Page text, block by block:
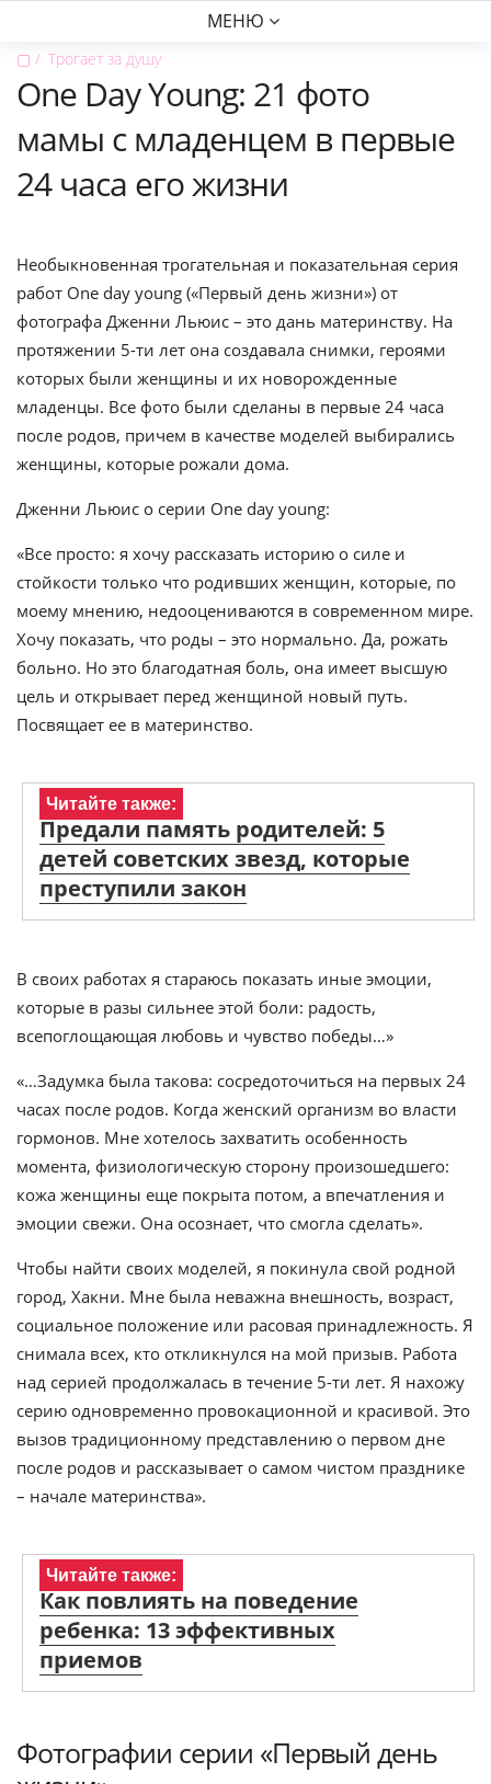
МЕНЮ
▢ Трогает за душу
One Day Young: 21 фото
мамы с младенцем в первые
24 часа его жизни
Необыкновенная трогательная и показательная серия
работ One day young («Первый день жизни») от
фотографа Дженни Льюис – это дань материнству. На
протяжении 5-ти лет она создавала снимки, героями
которых были женщины и их новорожденные
младенцы. Все фото были сделаны в первые 24 часа
после родов, причем в качестве моделей выбирались
женщины, которые рожали дома.
Дженни Льюис о серии One day young:
«Все просто: я хочу рассказать историю о силе и
стойкости только что родивших женщин, которые, по
моему мнению, недооцениваются в современном мире.
Хочу показать, что роды – это нормально. Да, рожать
больно. Но это благодатная боль, она имеет высшую
цель и открывает перед женщиной новый путь.
Посвящает ее в материнство.
Читайте также:
Предали память родителей: 5
детей советских звезд, которые
преступили закон
В своих работах я стараюсь показать иные эмоции,
которые в разы сильнее этой боли: радость,
всепоглощающая любовь и чувство победы…»
«…Задумка была такова: сосредоточиться на первых 24
часах после родов. Когда женский организм во власти
гормонов. Мне хотелось захватить особенность
момента, физиологическую сторону произошедшего:
кожа женщины еще покрыта потом, а впечатления и
эмоции свежи. Она осознает, что смогла сделать».
Чтобы найти своих моделей, я покинула свой родной
город, Хакни. Мне была неважна внешность, возраст,
социальное положение или расовая принадлежность. Я
снимала всех, кто откликнулся на мой призыв. Работа
над серией продолжалась в течение 5-ти лет. Я нахожу
серию одновременно провокационной и красивой. Это
вызов традиционному представлению о первом дне
после родов и рассказывает о самом чистом празднике
– начале материнства».
Читайте также:
Как повлиять на поведение
ребенка: 13 эффективных
приемов
Фотографии серии «Первый день